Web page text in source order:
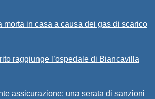
morta in casa a causa dei gas di scarico
raggiunge l’ospedale di Biancavilla
assicurazione: una serata di sanzioni